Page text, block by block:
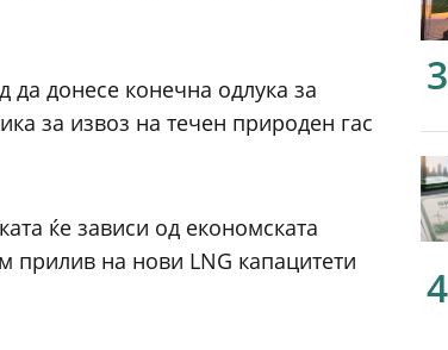
да донесе конечна одлука за
за извоз на течен природен гас
ќе зависи од економската
прилив на нови LNG капацитети